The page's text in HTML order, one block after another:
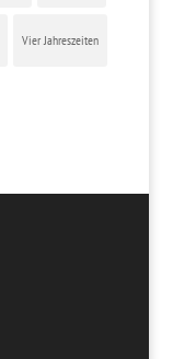
Vier Jahreszeiten